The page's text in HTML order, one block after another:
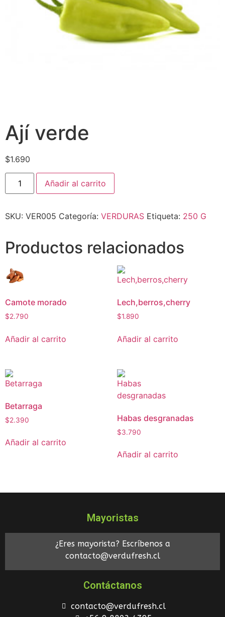
Ají verde
$1.690
Añadir al carrito
SKU: VER005 Categoría: VERDURAS Etiqueta: 250 G
Productos relacionados
Camote morado
$2.790
Añadir al carrito
Lech,berros,cherry
$1.890
Añadir al carrito
Betarraga
$2.390
Añadir al carrito
Habas desgranadas
$3.790
Añadir al carrito
Mayoristas
¿Eres mayorista? Escríbenos a
contacto@verdufresh.cl
Contáctanos
contacto@verdufresh.cl